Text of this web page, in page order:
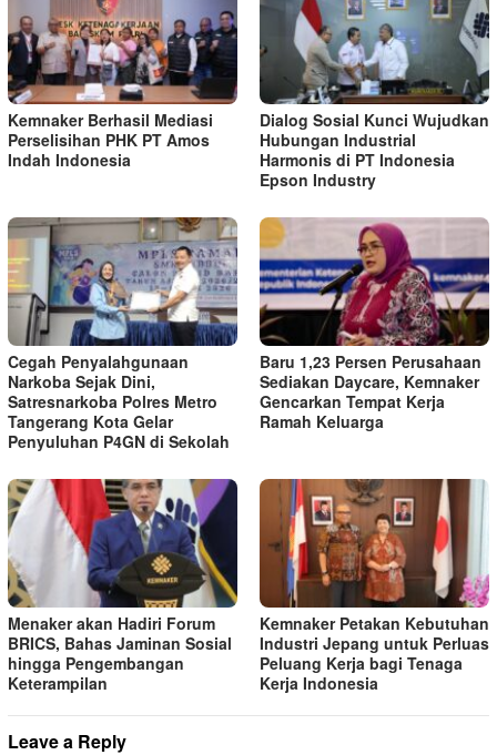
Kemnaker Berhasil Mediasi
Perselisihan PHK PT Amos
Indah Indonesia
Dialog Sosial Kunci Wujudkan
Hubungan Industrial
Harmonis di PT Indonesia
Epson Industry
Cegah Penyalahgunaan
Narkoba Sejak Dini,
Satresnarkoba Polres Metro
Tangerang Kota Gelar
Penyuluhan P4GN di Sekolah
Baru 1,23 Persen Perusahaan
Sediakan Daycare, Kemnaker
Gencarkan Tempat Kerja
Ramah Keluarga
Menaker akan Hadiri Forum
BRICS, Bahas Jaminan Sosial
hingga Pengembangan
Keterampilan
Kemnaker Petakan Kebutuhan
Industri Jepang untuk Perluas
Peluang Kerja bagi Tenaga
Kerja Indonesia
Leave a Reply